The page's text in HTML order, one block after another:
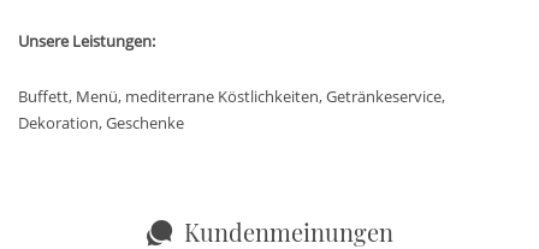
Unsere Leistungen:
Buffett, Menü, mediterrane Köstlichkeiten, Getränkeservice,
Dekoration, Geschenke
Kundenmeinungen